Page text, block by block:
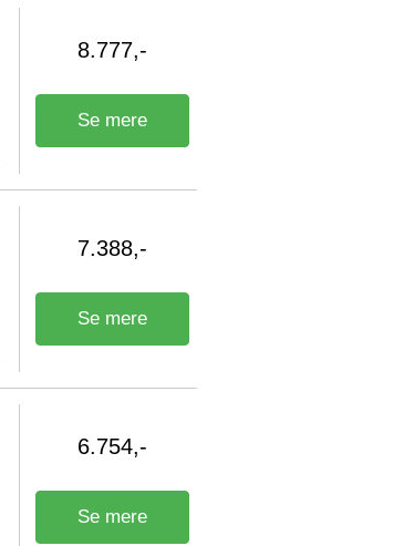
8.777,-
Se mere
7.388,-
Se mere
6.754,-
Se mere